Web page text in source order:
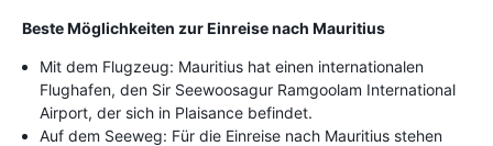
Beste Möglichkeiten zur Einreise nach Mauritius
Mit dem Flugzeug: Mauritius hat einen internationalen
Flughafen, den Sir Seewoosagur Ramgoolam International
Airport, der sich in Plaisance befindet.
Auf dem Seeweg: Für die Einreise nach Mauritius stehen